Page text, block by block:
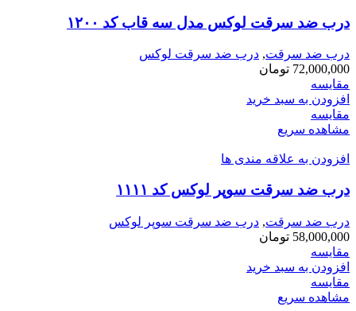
درب ضد سرقت لوکس مدل سه قاب کد ۱۲۰۰
درب ضد سرقت, درب ضد سرقت لوکس
72,000,000 تومان
مقایسه
افزودن به سبد خرید
مقایسه
مشاهده سریع
افزودن به علاقه مندی ها
درب ضد سرقت سوپر لوکس کد ۱۱۱۱
درب ضد سرقت, درب ضد سرقت سوپر لوکس
58,000,000 تومان
مقایسه
افزودن به سبد خرید
مقایسه
مشاهده سریع